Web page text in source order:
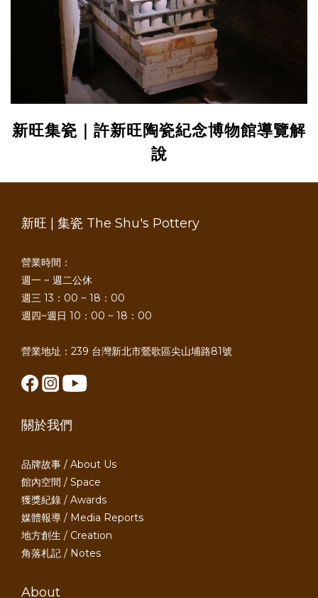
新旺集瓷｜許新旺陶瓷紀念博物館導覽解
說
新旺 | 集瓷 The Shu's Pottery
營業時間：
週一 ~ 週二公休
週三 13：00 ~ 18：00
週四~週日 10：00 ~ 18：00
營業地址：239 台灣新北市鶯歌區尖山埔路81號
關於我們
品牌故事 / About Us
館內空間 / Space
獲獎紀錄 / Awards
媒體報導 / Media Reports
地方創生 / Creation
角落札記 / Notes
About